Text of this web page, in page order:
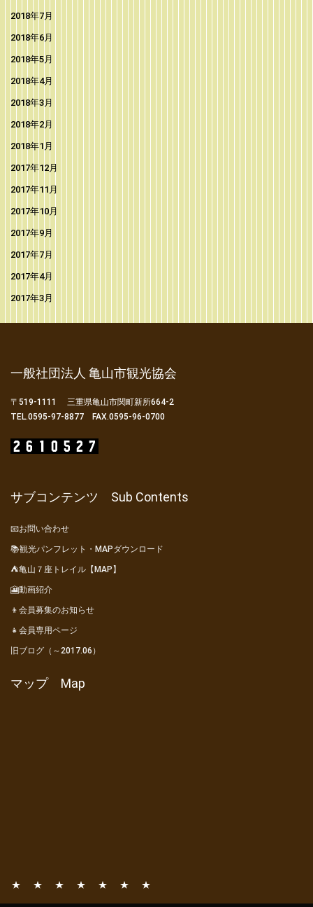
2018年7月
2018年6月
2018年5月
2018年4月
2018年3月
2018年2月
2018年1月
2017年12月
2017年11月
2017年10月
2017年9月
2017年7月
2017年4月
2017年3月
一般社団法人 亀山市観光協会
〒519-1111 三重県亀山市関町新所664-2
TEL.0595-97-8877 FAX.0595-96-0700
サブコンテンツ Sub Contents
📧お問い合わせ
📚観光パンフレット・MAPダウンロード
⛺亀山７座トレイル【MAP】
🎦動画紹介
👦会員募集のお知らせ
👧会員専用ページ
旧ブログ（～2017.06）
マップ Map
📧 📚 ⛺ 🎦 👦 👧 旧